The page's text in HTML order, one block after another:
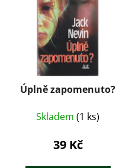
Úplně zapomenuto?
Skladem (1 ks)
39 Kč